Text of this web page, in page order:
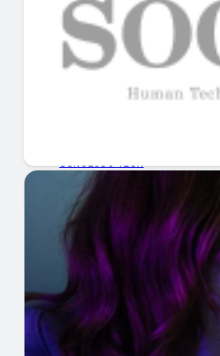
INICIO
EMPRESAS
GUÍA DE COMPRA
MERCADOS Y TENDENCIAS